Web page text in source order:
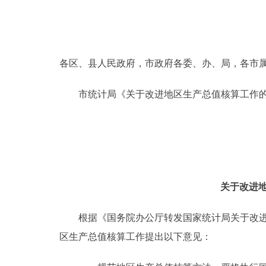
政策兑现
决策公开
中介服务
各区、县人民政府，市政府各委、办、局，各市
市统计局《关于改进地区生产总值核算工作
关于改进
根据《国务院办公厅转发国家统计局关于改进
区生产总值核算工作提出以下意见：